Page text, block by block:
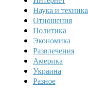
Наука и техника
Отношения
Политика
Экономика
Развлечения
Америка
Украина
Разное